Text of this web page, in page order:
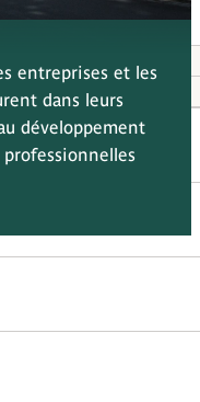
entreprises et les
dans leurs
développement
professionnelles